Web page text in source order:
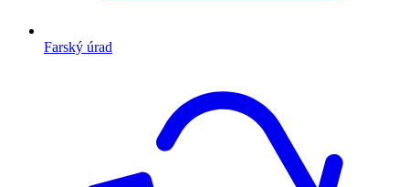
Farský úrad